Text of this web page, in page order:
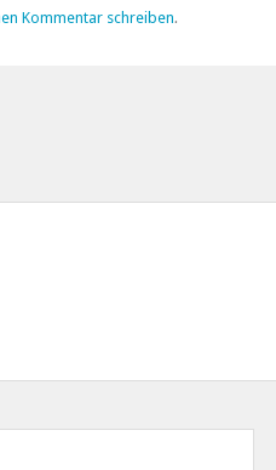
Kommentar schreiben.